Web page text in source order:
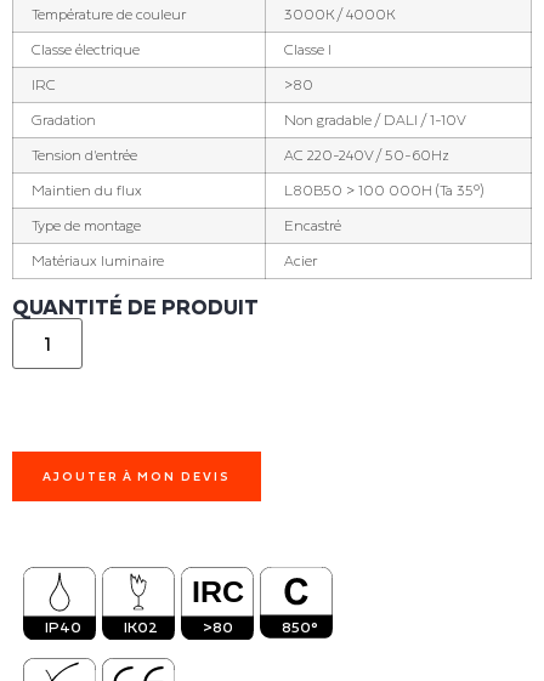
Température de couleur 3000K / 4000K
Classe électrique Classe I
IRC >80
Gradation Non gradable / DALI / 1-10V
Tension d'entrée AC 220-240V / 50-60Hz
Maintien du flux L80B50 > 100 000H (Ta 35°)
Type de montage Encastré
Matériaux luminaire Acier
QUANTITÉ DE PRODUIT
AJOUTER À MON DEVIS
IP40 IK02 >80 850°